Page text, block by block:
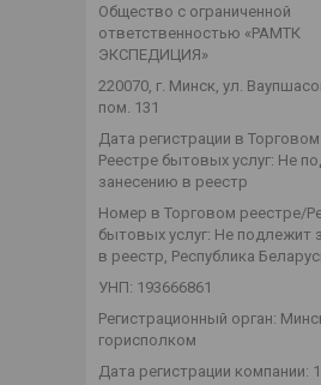
Общество с ограниченной
ответственностью «РАМТК
ЭКСПЕДИЦИЯ»
220070, г. Минск, ул.
пом. 131
Дата регистрации в
Реестре бытовых услуг: Не
занесению в реестр
Номер в Торговом реестре/
бытовых услуг: Не подлежит
в реестр, Республика
УНП: 193666861
Регистрационный орган:
горисполком
Дата регистрации компании: